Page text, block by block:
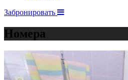
Забронировать
Номера